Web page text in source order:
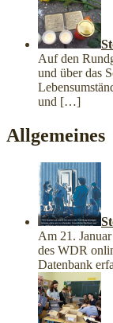
Auf den
und über das
und […]
Allgemeines
Am 21.
des WDR
Datenbank